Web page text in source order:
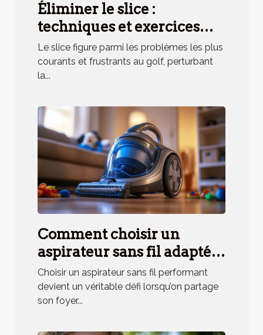
Éliminer le slice :
techniques et exercices
pratiques
Le slice figure parmi les problèmes les plus
courants et frustrants au golf, perturbant
la...
Comment choisir un
aspirateur sans fil adapté
aux besoins des ménages
avec animaux ?
Choisir un aspirateur sans fil performant
devient un véritable défi lorsqu’on partage
son foyer...